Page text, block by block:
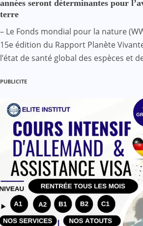
années seront déterminantes pour
terre
– Le Fonds mondial pour la nature
15e édition du Rapport Planète
l’état de santé global des espèces et
PUBLICITE